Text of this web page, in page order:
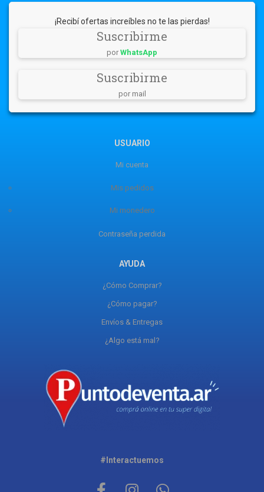
¡Recibí ofertas increíbles no te las pierdas!
Suscribirme
por WhatsApp
Suscribirme
por mail
USUARIO
Mi cuenta
Mis pedidos
Mi monedero
Contraseña perdida
AYUDA
¿Cómo Comprar?
¿Cómo pagar?
Envíos & Entregas
¿Algo está mal?
#Interactuemos